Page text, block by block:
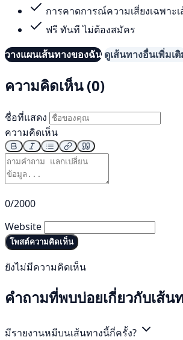
การคาดการณ์ความเสี่ยงเฉพาะ
ฟรี ทันที ไม่ต้องสมัคร
วางแผนเส้นทางของฉัน ดูเส้นทางอื่นเพิ่มเ
ความคิดเห็น (0)
ชื่อที่แสดง
ความคิดเห็น
0/2000
Website
โพสต์ความคิดเห็น
ยังไม่มีความคิดเห็น
คำถามที่พบบ่อยเกี่ยวกับเส้น
มีรายงานหมีบนเส้นทางนี้กี่ครั้ง?